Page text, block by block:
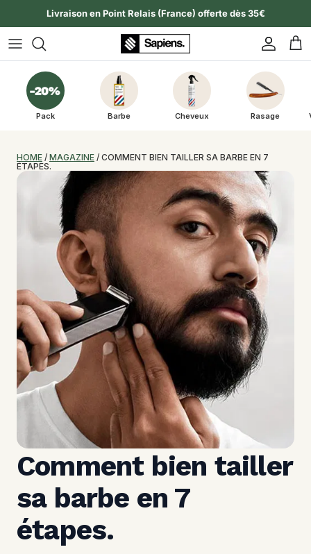
Livraison en Point Relais (France) offerte dès 35€
Compte
Pack Barbe Cheveux Rasage
HOME / MAGAZINE / COMMENT BIEN TAILLER SA BARBE EN 7
ÉTAPES.
Comment bien tailler
sa barbe en 7
étapes.